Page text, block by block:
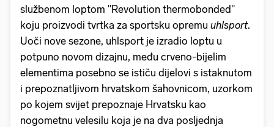
službenom loptom "Revolution thermobonded"
koju proizvodi tvrtka za sportsku opremu uhlsport.
Uoči nove sezone, uhlsport je izradio loptu u
potpuno novom dizajnu, među crveno-bijelim
elementima posebno se ističu dijelovi s istaknutom
i prepoznatljivom hrvatskom šahovnicom, uzorkom
po kojem svijet prepoznaje Hrvatsku kao
nogometnu velesilu koja je na dva posljednja